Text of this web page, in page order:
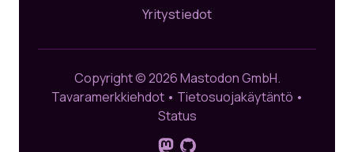
Yritystiedot
Copyright © 2026 Mastodon GmbH.
Tavaramerkkiehdot• Tietosuojakäytäntö •
Status